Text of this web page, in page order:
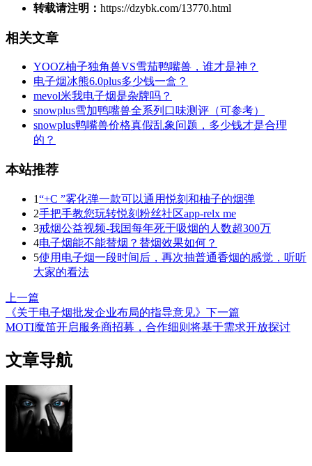
转载请注明： https://dzybk.com/13770.html
相关文章
YOOZ柚子独角兽VS雪茄鸭嘴兽，谁才是神？
电子烟冰熊6.0plus多少钱一盒？
mevol米我电子烟是杂牌吗？
snowplus雪加鸭嘴兽全系列口味测评（可参考）
snowplus鸭嘴兽价格真假乱象问题，多少钱才是合理
的？
本站推荐
1“+C ”雾化弹一款可以通用悦刻和柚子的烟弹
2手把手教您玩转悦刻粉丝社区app-relx me
3戒烟公益视频-我国每年死于吸烟的人数超300万
4电子烟能不能替烟？替烟效果如何？
5使用电子烟一段时间后，再次抽普通香烟的感觉，听听
大家的看法
上一篇
《关于电子烟批发企业布局的指导意见》 下一篇
MOTI魔笛开启服务商招募，合作细则将基于需求开放探讨
文章导航